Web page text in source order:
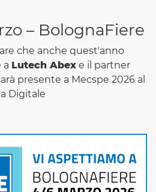
– BolognaFiere
che anche quest'anno
a Lutech Abex e il partner
presente a Mecspe 2026 al
Digitale